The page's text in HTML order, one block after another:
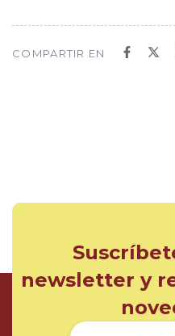
COMPARTIR EN
newsletter y